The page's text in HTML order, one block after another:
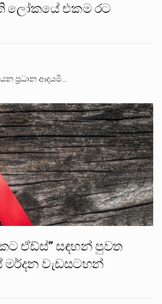
ලෝකයේ එකම රට
ප්‍රධාන ආදයමි…
ඒඩ්ස්” සඳහන් පුවත
මර්දන වැඩසටහන්